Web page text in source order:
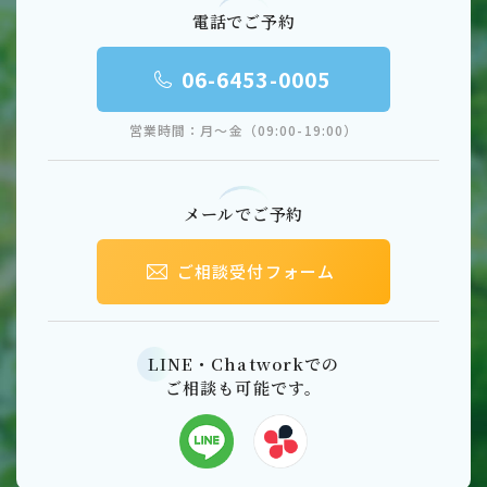
電話でご予約
06-6453-0005
営業時間：月～金（09:00-19:00）
メールでご予約
ご相談受付フォーム
LINE・Chatworkでの
ご相談も可能です。